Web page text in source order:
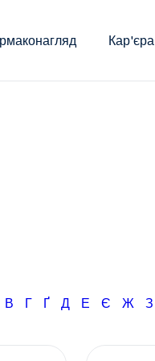
Кар'єра
В Г Ґ Д Е Є Ж З